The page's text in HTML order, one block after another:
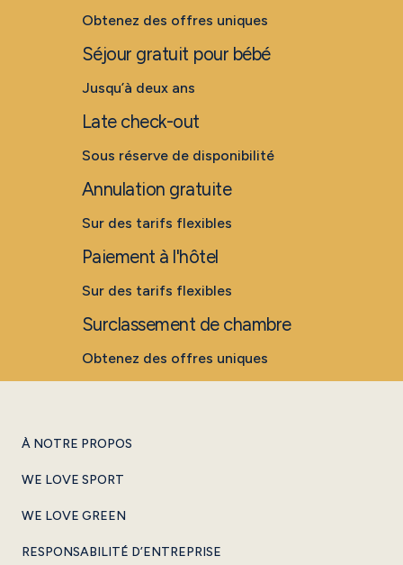
Obtenez des offres uniques
Séjour gratuit pour bébé
Jusqu’à deux ans
Late check-out
Sous réserve de disponibilité
Annulation gratuite
Sur des tarifs flexibles
Paiement à l'hôtel
Sur des tarifs flexibles
Surclassement de chambre
Obtenez des offres uniques
À NOTRE PROPOS
WE LOVE SPORT
WE LOVE GREEN
RESPONSABILITÉ D’ENTREPRISE